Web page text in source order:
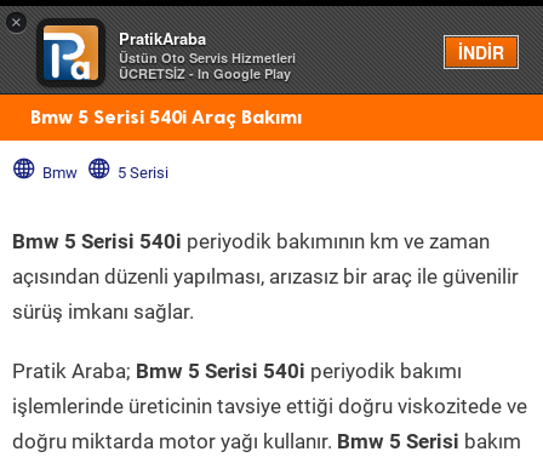
×
PratikAraba
Üstün Oto Servis Hizmetleri
ÜCRETSİZ - In Google Play
İNDİR
Menü
Bmw 5 Serisi 540i Araç Bakımı
Bmw 5 Serisi
Bmw 5 Serisi 540i periyodik bakımının km ve zaman
açısından düzenli yapılması, arızasız bir araç ile güvenilir
sürüş imkanı sağlar.
Pratik Araba; Bmw 5 Serisi 540i periyodik bakımı
işlemlerinde üreticinin tavsiye ettiği doğru viskozitede ve
doğru miktarda motor yağı kullanır. Bmw 5 Serisi bakım